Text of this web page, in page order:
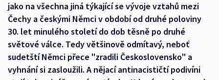
jako na všechna jiná týkající se vývoje vztahů mezi
Čechy a českými Němci v období od druhé poloviny
30. let minulého století do dob těsně po druhé
světové válce. Tedy většinově odmítavý, neboť
sudetští Němci přece "zradili Československo" a
vyhnání si zasloužili. A nějací antinacističtí podivíni